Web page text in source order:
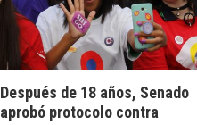
Después de 18 años, Senado
aprobó protocolo contra